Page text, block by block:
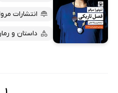
انتشارات
داستان و